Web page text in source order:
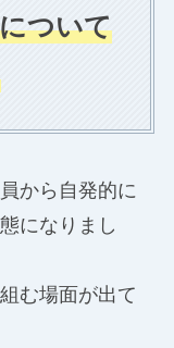
ついて
から自発的に
になりまし
む場面が出て